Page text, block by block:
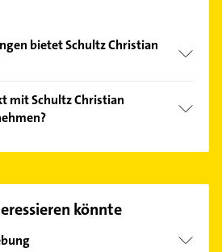
bietet Schultz Christian
Parodontolgie,
Professionelle Zahnreinigung
mit Schultz Christian
könnte